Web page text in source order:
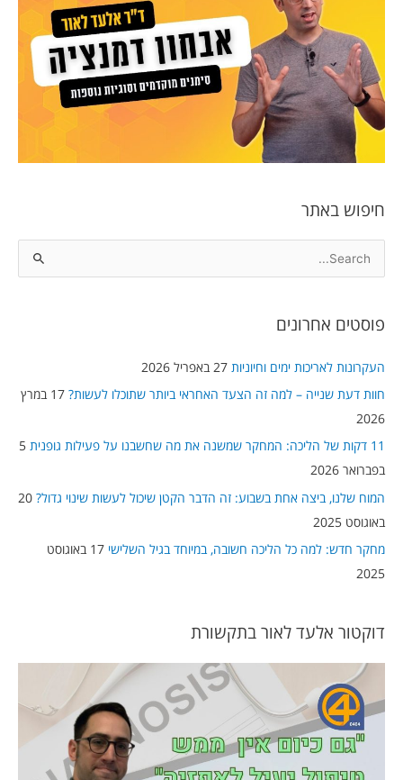
חיפוש באתר
r
r
:
פוסטים אחרונים
העקרונות לאריכות ימים וחיוניות 27 באפריל 2026
חוות דעת שנייה – למה זה הצעד האחראי ביותר שתוכלו לעשות?
17 במרץ
2026
11 דקות של הליכה: המחקר שמשנה את מה שחשבנו על פעילות גופנית
5
בפברואר 2026
המוח שלנו, ביצה אחת בשבוע: זה הדבר הקטן שיכול לעשות שינוי גדול? 20
באוגוסט 2025
מחקר חדש: למה כל הליכה חשובה, במיוחד בגיל השלישי
17 באוגוסט
2025
דוקטור אלעד לאור בתקשורת